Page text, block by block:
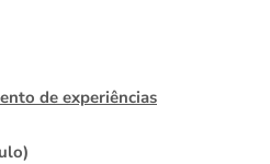
de experiências